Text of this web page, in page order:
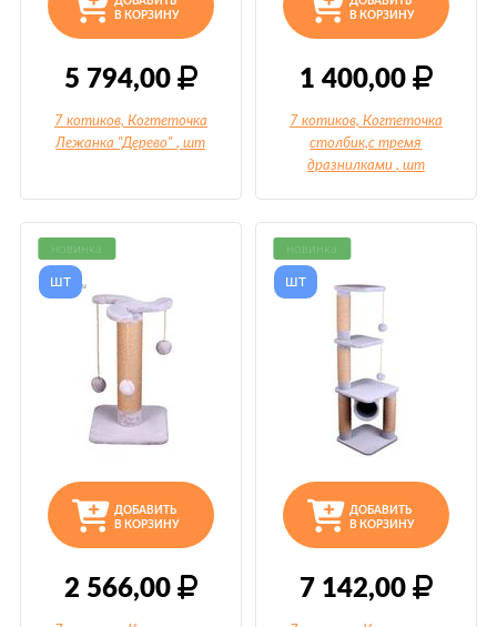
В КОРЗИНУ
5 794,00
7 котиков, Когтеточка
Лежанка "Дерево" , шт
В КОРЗИНУ
1 400,00
7 котиков, Когтеточка
столбик,с тремя
дразнилками , шт
новинка
ДОБАВИТЬ
В КОРЗИНУ
2 566,00
шт
новинка
ДОБАВИТЬ
В КОРЗИНУ
7 142,00
шт